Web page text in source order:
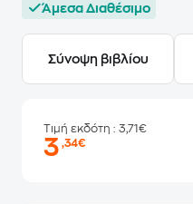
Άμεσα Διαθέσιμο
Σύνοψη βιβλίου
Τιμή εκδότη : 3,71€
3,34€